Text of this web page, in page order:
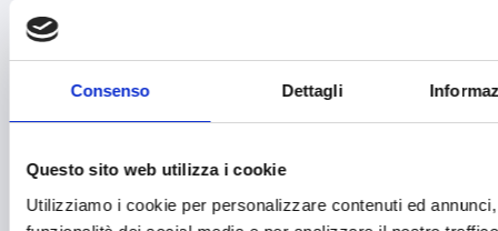
Consenso Dettagli
Questo sito web utilizza i cookie
Utilizziamo i cookie per personalizzare contenuti ed
Formazione e lavoro
Green economy